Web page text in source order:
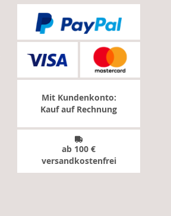
Mit Kundenkonto:
Kauf auf Rechnung
ab 100 €
versandkostenfrei